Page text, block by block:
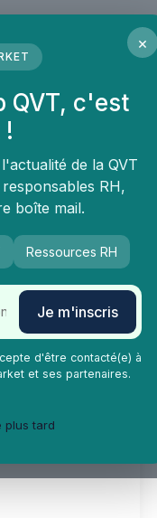
et espaces
et de
×
QVT, c'est
de la QVT
RH,
boîte mail.
Ressources RH
Je m'inscris
d'être contacté(e) à
et ses partenaires.
plus tard